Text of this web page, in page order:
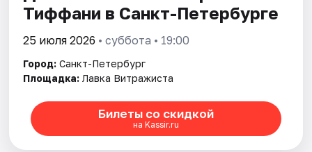
Артисты
Рейтинги
Тиффани в Санкт-Петербурге
25 июля 2026 • суббота • 19:00
Город: Санкт-Петербург
Площадка: Лавка Витражиста
Билеты со скидкой
на Kassir.ru